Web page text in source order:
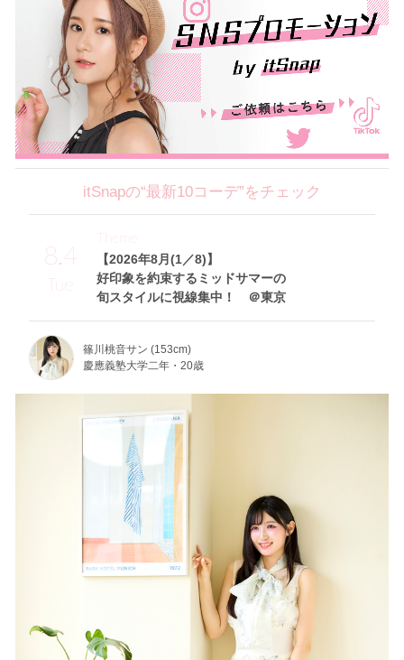
itSnapの“最新10コーデ”をチェック
8.4
Tue
【2026年8月(1／8)】
好印象を約束するミッドサマーの
旬スタイルに視線集中！ ＠東京
Theme
篠川桃音サン (153cm)
慶應義塾大学二年・20歳